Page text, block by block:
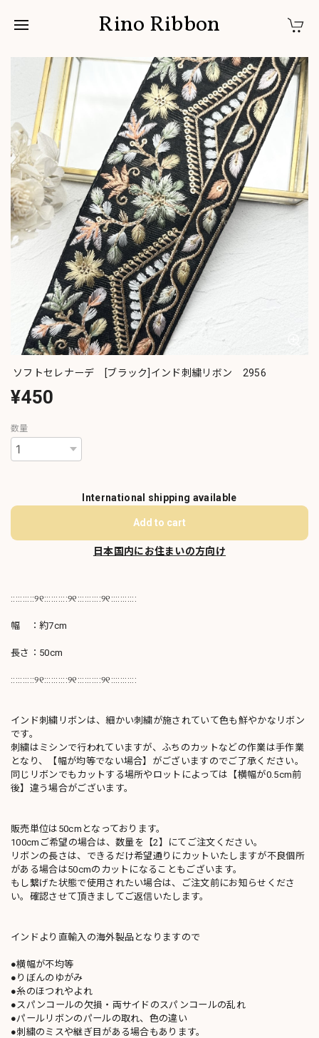
Rino Ribbon
ソフトセレナーデ [ブラック]インド刺繍リボン 2956
¥450
数量
International shipping available
Add to cart
日本国内にお住まいの方向け
::::::::::୨୧::::::::::୨୧::::::::::୨୧:::::::::::
幅 ：約7cm
長さ：50cm
::::::::::୨୧::::::::::୨୧::::::::::୨୧:::::::::::
インド刺繍リボンは、細かい刺繍が施されていて色も鮮やかなリボン
です。
刺繍はミシンで行われていますが、ふちのカットなどの作業は手作業
となり、【幅が均等でない場合】がございますのでご了承ください。
同じリボンでもカットする場所やロットによっては【横幅が0.5cm前
後】違う場合がございます。
販売単位は50cmとなっております。
100cmご希望の場合は、数量を【2】にてご注文ください。
リボンの長さは、できるだけ希望通りにカットいたしますが不良個所
がある場合は50cmのカットになることもございます。
もし繋げた状態で使用されたい場合は、ご注文前にお知らせくださ
い。確認させて頂きましてご返信いたします。
インドより直輸入の海外製品となりますので
●横幅が不均等
●りぼんのゆがみ
●糸のほつれやよれ
●スパンコールの欠損・両サイドのスパンコールの乱れ
●パールリボンのパールの取れ、色の違い
●刺繍のミスや継ぎ目がある場合もあります。